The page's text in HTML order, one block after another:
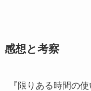
感想と考察
『限りある時間の